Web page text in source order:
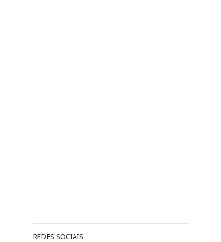
REDES SOCIAIS